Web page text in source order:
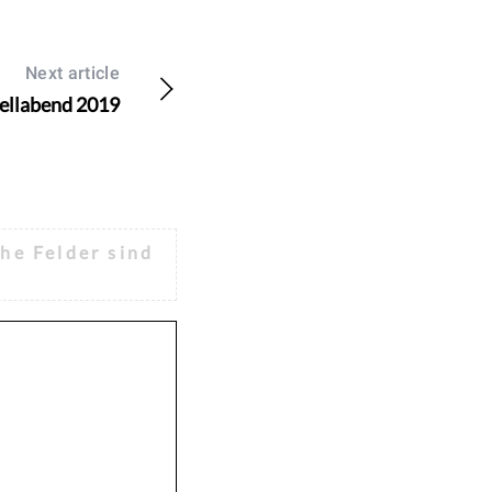
Next article
2019
Felder sind